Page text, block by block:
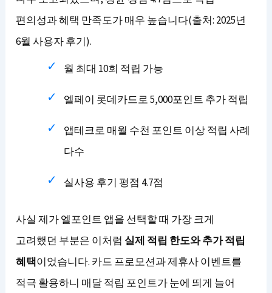
편의성과 혜택 만족도가 매우 높습니다(출처: 2025년
6월 사용자 후기).
월 최대 10회 적립 가능
엘페이 롯데카드로 5,000포인트 추가 적립
앱테크로 매월 수천 포인트 이상 적립 사례
다수
실사용 후기 평점 4.7점
사실 제가 엘포인트 앱을 선택할 때 가장 크게
고려했던 부분은 이처럼 실제 적립 한도와 추가 적립
혜택이었습니다. 카드 프로모션과 제휴사 이벤트를
적극 활용하니 매달 적립 포인트가 눈에 띄게 늘어